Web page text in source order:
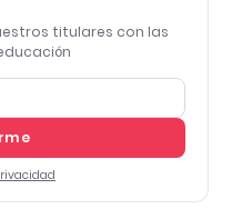
titulares con las